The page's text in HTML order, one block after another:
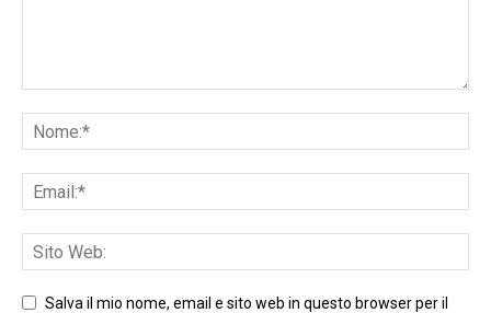
Salva il mio nome, email e sito web in questo browser per il